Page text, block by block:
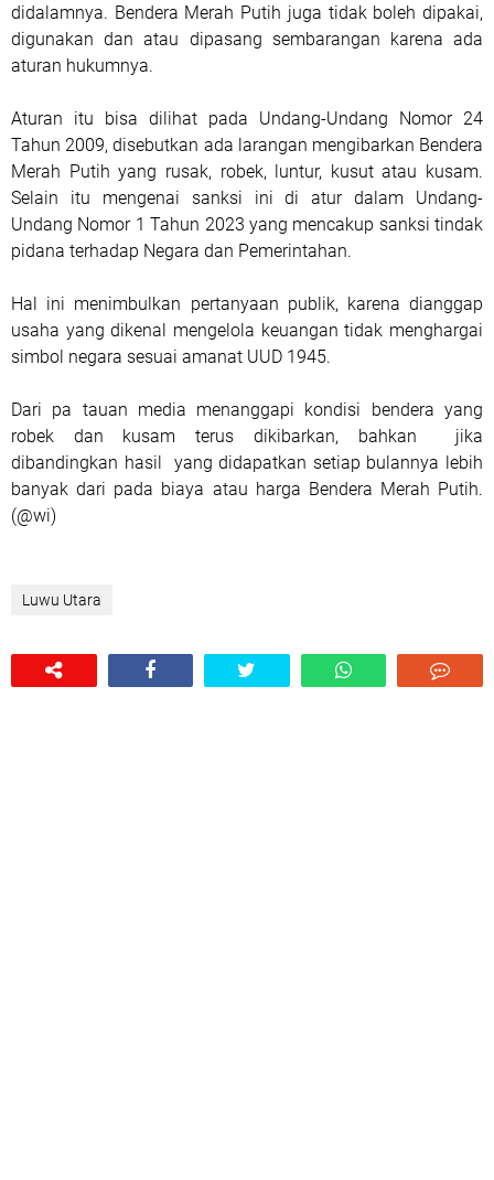
didalamnya. Bendera Merah Putih juga tidak boleh dipakai,
digunakan dan atau dipasang sembarangan karena ada
aturan hukumnya.
Aturan itu bisa dilihat pada Undang-Undang Nomor 24
Tahun 2009, disebutkan ada larangan mengibarkan Bendera
Merah Putih yang rusak, robek, luntur, kusut atau kusam.
Selain itu mengenai sanksi ini di atur dalam Undang-
Undang Nomor 1 Tahun 2023 yang mencakup sanksi tindak
pidana terhadap Negara dan Pemerintahan.
Hal ini menimbulkan pertanyaan publik, karena dianggap
usaha yang dikenal mengelola keuangan tidak menghargai
simbol negara sesuai amanat UUD 1945.
Dari pa tauan media menanggapi kondisi bendera yang
robek dan kusam terus dikibarkan, bahkan jika
dibandingkan hasil yang didapatkan setiap bulannya lebih
banyak dari pada biaya atau harga Bendera Merah Putih.
(@wi)
Luwu Utara